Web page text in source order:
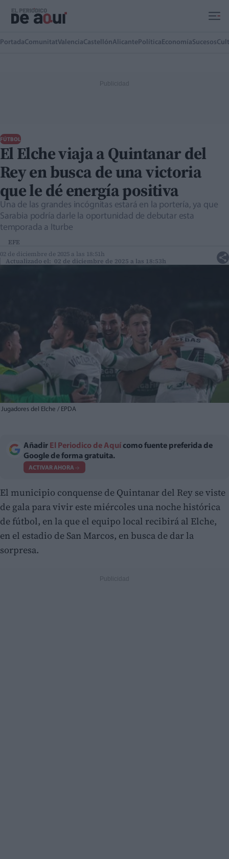
PortadaComunitatValenciaCastellónAlicante Política EconomíaSucesos
FÚTBOL
El Elche viaja a Quintanar del
Rey en busca de una victoria
que le dé energía positiva
Una de las grandes incógnitas estará en la portería, ya que
Sarabia podría darle la oportunidad de debutar esta
temporada a Iturbe
EFE
02 de diciembre de 2025 a las 18:51h
Actualizado el: 02 de diciembre de 2025 a las 18:53h
Jugadores del Elche / EPDA
Añadir El Periodico de Aquí como fuente preferida de
Google de forma gratuita.
ACTIVAR AHORA
El municipio conquense de Quintanar del Rey se viste
de gala para vivir este miércoles una noche histórica
de fútbol, en la que el equipo local recibirá al Elche,
en el estadio de San Marcos, en busca de dar la
sorpresa.